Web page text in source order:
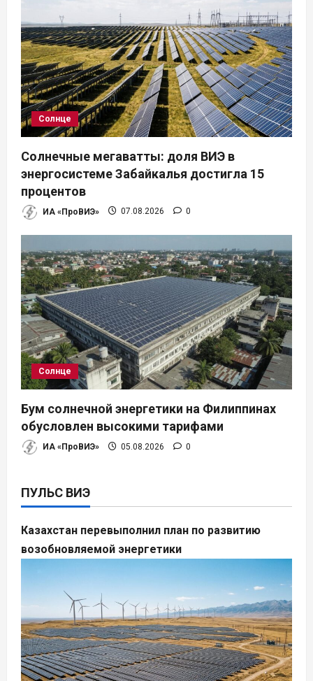
м
Солнце
Солнечные мегаватты: доля ВИЭ в
энергосистеме Забайкалья достигла 15
процентов
ИА «ПроВИЭ» 07.08.2026 0
Солнце
Бум солнечной энергетики на Филиппинах
обусловлен высокими тарифами
ИА «ПроВИЭ» 05.08.2026 0
ПУЛЬС ВИЭ
Казахстан перевыполнил план по развитию
возобновляемой энергетики